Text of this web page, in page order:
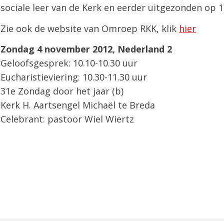
sociale leer van de Kerk en eerder uitgezonden op
Zie ook de website van Omroep RKK, klik hier
Zondag 4 november 2012, Nederland 2
Geloofsgesprek: 10.10-10.30 uur
Eucharistieviering: 10.30-11.30 uur
31e Zondag door het jaar (b)
Kerk H. Aartsengel Michaël te Breda
Celebrant: pastoor Wiel Wiertz